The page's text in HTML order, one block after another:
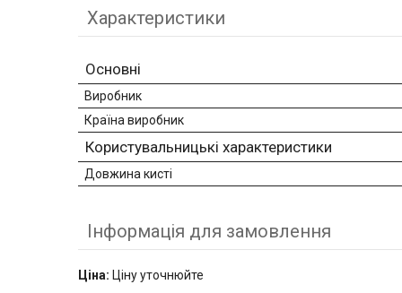
Характеристики
Основні
Виробник
Країна виробник
Користувальницькі характеристики
Довжина кисті
Інформація для замовлення
Ціна: Ціну уточнюйте